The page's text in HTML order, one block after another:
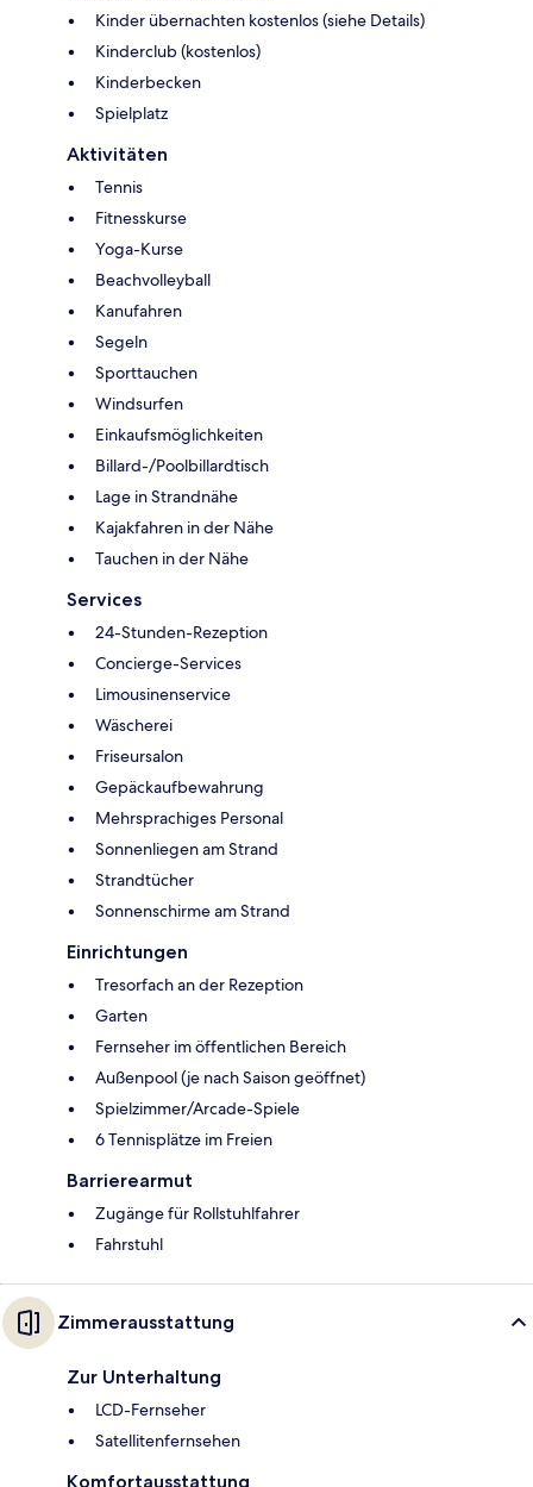
Kinder übernachten kostenlos (siehe Details)
Kinderclub (kostenlos)
Kinderbecken
Spielplatz
Aktivitäten
Tennis
Fitnesskurse
Yoga-Kurse
Beachvolleyball
Kanufahren
Segeln
Sporttauchen
Windsurfen
Einkaufsmöglichkeiten
Billard-/Poolbillardtisch
Lage in Strandnähe
Kajakfahren in der Nähe
Tauchen in der Nähe
Services
24-Stunden-Rezeption
Concierge-Services
Limousinenservice
Wäscherei
Friseursalon
Gepäckaufbewahrung
Mehrsprachiges Personal
Sonnenliegen am Strand
Strandtücher
Sonnenschirme am Strand
Einrichtungen
Tresorfach an der Rezeption
Garten
Fernseher im öffentlichen Bereich
Außenpool (je nach Saison geöffnet)
Spielzimmer/Arcade-Spiele
6 Tennisplätze im Freien
Barrierearmut
Zugänge für Rollstuhlfahrer
Fahrstuhl
Zimmerausstattung
Zur Unterhaltung
LCD-Fernseher
Satellitenfernsehen
Komfortausstattung